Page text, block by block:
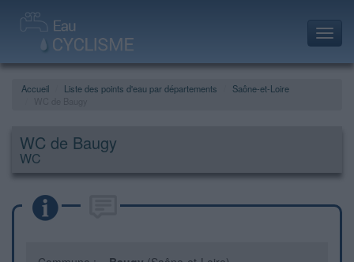
Accueil Liste des points d'eau par départements
Saône-et-Loire
WC de Baugy
WC